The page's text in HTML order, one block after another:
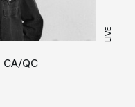
LIVE
CA/QC